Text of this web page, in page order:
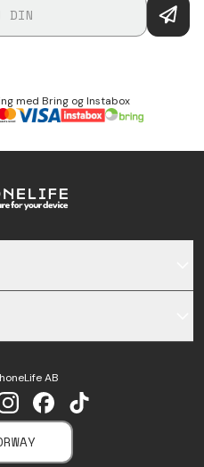
med Bring og Instabox
INSTAGRAM
FACEBOOKTIKTOK
SELECT MARKET
AB